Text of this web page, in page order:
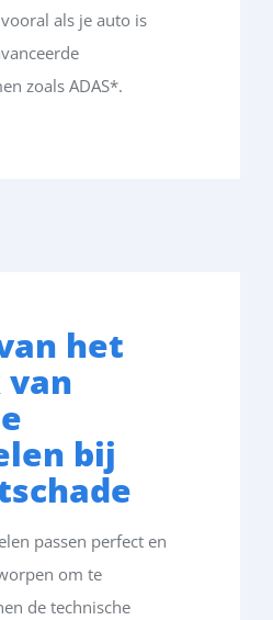
als je auto is
zoals ADAS*.
het
bij
passen perfect en
om te
de technische